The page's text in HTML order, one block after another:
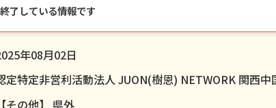
了している情報です
年08月02日
定特定非営利活動法人 JUON(樹恩) NETWORK 関西中
【その他】 県外